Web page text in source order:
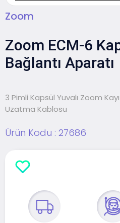
Zoom
Zoom ECM-6
Bağlantı Aparatı
3 Pimli Kapsül Yuvalı Zoom
Uzatma Kablosu
Ürün Kodu : 27686